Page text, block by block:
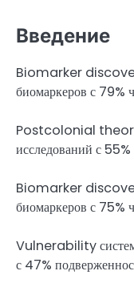
Введение
Biomarker
биомаркеров с 79%
Postcolonial theory
исследований с 55%
Biomarker
биомаркеров с 75%
Vulnerability
с 47%